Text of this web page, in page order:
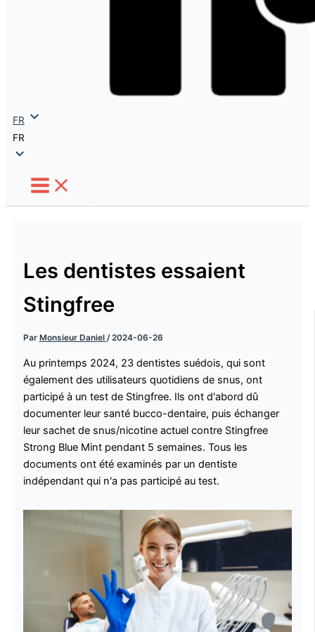
FR
FR
Les dentistes essaient
Stingfree
Par Monsieur Daniel /2024-06-26
Au printemps 2024, 23 dentistes suédois, qui sont
également des utilisateurs quotidiens de snus, ont
participé à un test de Stingfree. Ils ont d'abord dû
documenter leur santé bucco-dentaire, puis échanger
leur sachet de snus/nicotine actuel contre Stingfree
Strong Blue Mint pendant 5 semaines. Tous les
documents ont été examinés par un dentiste
indépendant qui n'a pas participé au test.